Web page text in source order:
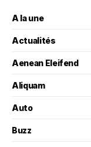
A la une
Actualités
Aenean Eleifend
Aliquam
Auto
Buzz